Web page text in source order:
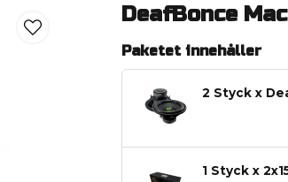
DeafBonce
Paketet innehåller
2 Styck x
1 Styck x